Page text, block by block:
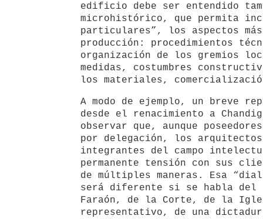
edificio debe ser entendido
microhistórico, que permita
particulares”, los aspectos
producción: procedimientos
organización de los gremios
medidas, costumbres
los materiales,
A modo de ejemplo, un breve
desde el renacimiento a
observar que, aunque
por delegación, los
integrantes del campo
permanente tensión con sus
de múltiples maneras. Esa
será diferente si se habla del
Faraón, de la Corte, de la
representativo, de una